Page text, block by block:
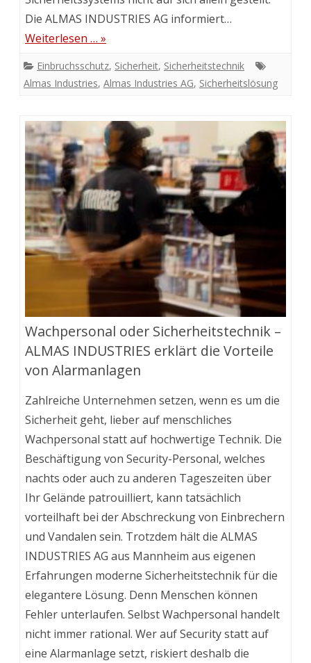
Die ALMAS INDUSTRIES AG informiert…
Weiterlesen … »
Einbruchsschutz, Sicherheit, Sicherheitstechnik
Almas Industries, Almas Industries AG, Sicherheitslösung
Wachpersonal oder Sicherheitstechnik –
ALMAS INDUSTRIES erklärt die Vorteile
von Alarmanlagen
Zahlreiche Unternehmen setzen, wenn es um die
Sicherheit geht, lieber auf menschliches
Wachpersonal statt auf hochwertige Technik. Die
Beschäftigung von Security-Personal, welches
nachts oder auch zu anderen Tageszeiten über
Ihr Gelände patrouilliert, kann tatsächlich
vorteilhaft bei der Abschreckung von Einbrechern
und Vandalen sein. Trotzdem hält die ALMAS
INDUSTRIES AG aus Mannheim aus eigenen
Erfahrungen moderne Sicherheitstechnik für die
elegantere Lösung. Denn Menschen können
Fehler unterlaufen. Selbst Wachpersonal handelt
nicht immer rational. Wer auf Security statt auf
eine Alarmanlage setzt, riskiert deshalb die